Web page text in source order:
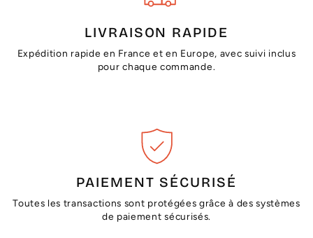
LIVRAISON RAPIDE
Expédition rapide en France et en Europe, avec suivi inclus
pour chaque commande.
PAIEMENT SÉCURISÉ
Toutes les transactions sont protégées grâce à des systèmes
de paiement sécurisés.